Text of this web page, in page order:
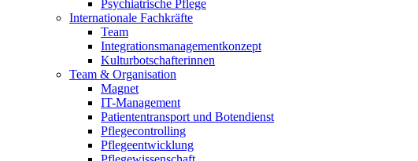
Psychiatrische Pflege
Internationale Fachkräfte
Team
Integrationsmanagementkonzept
Kulturbotschafterinnen
Team & Organisation
Magnet
IT-Management
Patiententransport und Botendienst
Pflegecontrolling
Pflegeentwicklung